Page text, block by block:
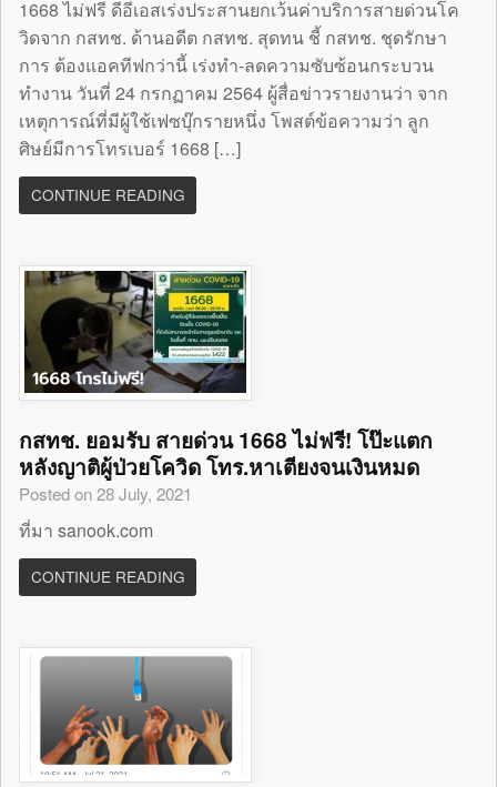
1668 ไม่ฟรี ดีอีเอสเร่งประสานยกเว้นค่าบริการสายด่วนโค
วิดจาก กสทช. ด้านอดีต กสทช. สุดทน ชี้ กสทช. ชุดรักษา
การ ต้องแอคทีฟกว่านี้ เร่งทำ-ลดความซับซ้อนกระบวน
ทำงาน วันที่ 24 กรกฏาคม 2564 ผู้สื่อข่าวรายงานว่า จาก
เหตุการณ์ที่มีผู้ใช้เฟซบุ๊กรายหนึ่ง โพสต์ข้อความว่า ลูก
ศิษย์มีการโทรเบอร์ 1668 […]
CONTINUE READING
กสทช. ยอมรับ สายด่วน 1668 ไม่ฟรี! โป๊ะแตก
หลังญาติผู้ป่วยโควิด โทร.หาเตียงจนเงินหมด
Posted on 28 July, 2021
ที่มา sanook.com
CONTINUE READING